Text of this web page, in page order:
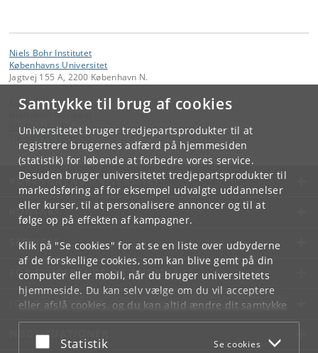
Samtykke til brug af cookies
Universitetet bruger tredjepartsprodukter til at
registrere brugernes adfærd på hjemmesiden
(statistik) for løbende at forbedre vores service.
Desuden bruger universitetet tredjepartsprodukter til
markedsføring af for eksempel udvalgte uddannelser
eller kurser, til at personalisere annoncer og til at
følge op på effekten af kampagner.
Klik på "Se cookies" for at se en liste over udbyderne
af de forskellige cookies, som kan blive gemt på din
computer eller mobil, når du bruger universitetets
hjemmeside. Du kan selv vælge om du vil acceptere
eller afslå cookies, og du kan altid ændre dit samtykke
underCookie- og privatlivspolitiksom du finder i
bunden af hver side.
Acceptér eller afslå
Statistik Se cookies
Niels Bohr Institutet
Københavns Universitet
Jagtvej 155 A, 2200 København N.
Kontakt:
Niels Bohr Institutet
NBI@ nbi ku.dk
KØBENHAVNS UNIVERSITET
KONTAKT
SERVICES
FOR STUDERENDE OG ANSATTE
JOB OG KARRIERE
NØDSITUATIONER